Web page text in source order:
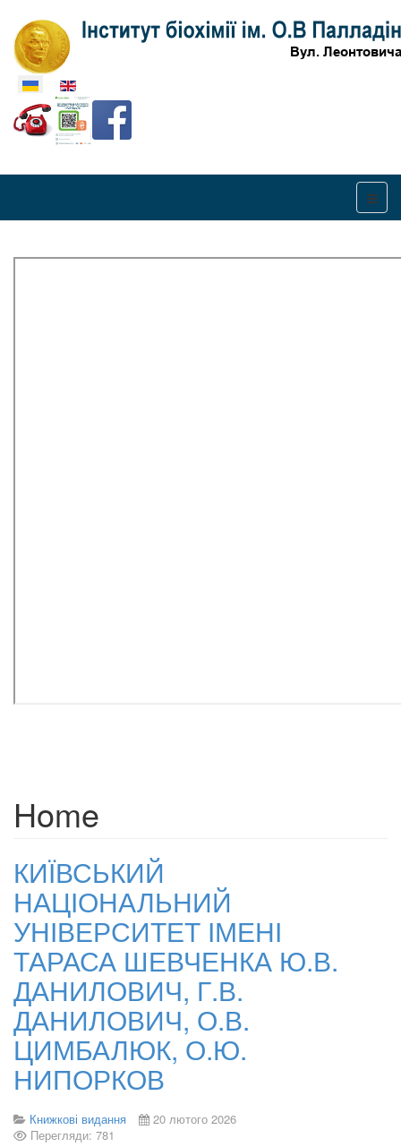
Оберіть свою мову
Home
КИЇВСЬКИЙ
НАЦІОНАЛЬНИЙ
УНІВЕРСИТЕТ ІМЕНІ
ТАРАСА ШЕВЧЕНКА Ю.В.
ДАНИЛОВИЧ, Г.В.
ДАНИЛОВИЧ, О.В.
ЦИМБАЛЮК, О.Ю.
НИПОРКОВ
Книжкові видання
20 лютого 2026
Перегляди: 781